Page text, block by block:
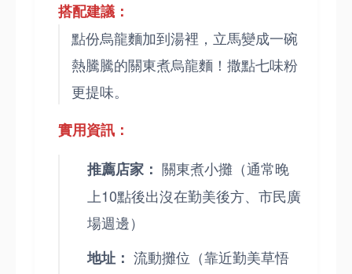
搭配建議：
點份烏龍麵加到湯裡，立馬變成一碗
熱騰騰的關東煮烏龍麵！撒點七味粉
更提味。
實用資訊：
推薦店家： 關東煮小攤（通常晚
上10點後出沒在勤美後方、市民廣
場週邊）
地址： 流動攤位（靠近勤美草悟